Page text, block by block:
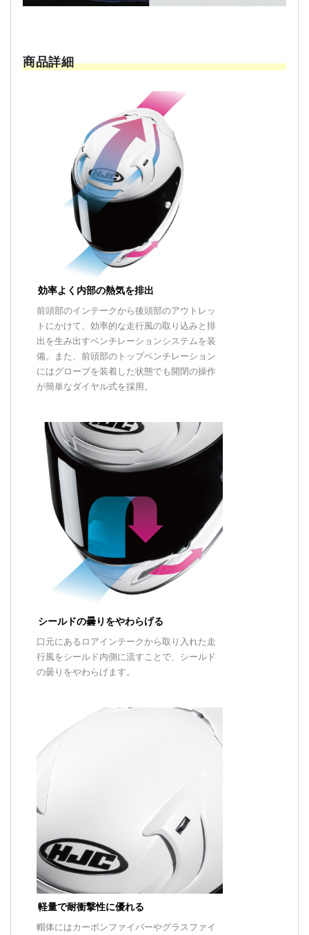
商品詳細
効率よく内部の熱気を排出
前頭部のインテークから後頭部のアウトレッ
トにかけて、効率的な走行風の取り込みと排
出を生み出すベンチレーションシステムを装
備。また、前頭部のトップベンチレーション
にはグローブを装着した状態でも開閉の操作
が簡単なダイヤル式を採用。
シールドの曇りをやわらげる
口元にあるロアインテークから取り入れた走
行風をシールド内側に流すことで、シールド
の曇りをやわらげます。
軽量で耐衝撃性に優れる
帽体にはカーボンファイバーやグラスファイ